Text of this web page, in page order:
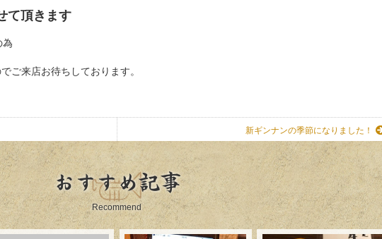
て頂きます
為
ご来店お待ちしております。
新ギンナンの季節になりました！
おすすめ記事
Recommend